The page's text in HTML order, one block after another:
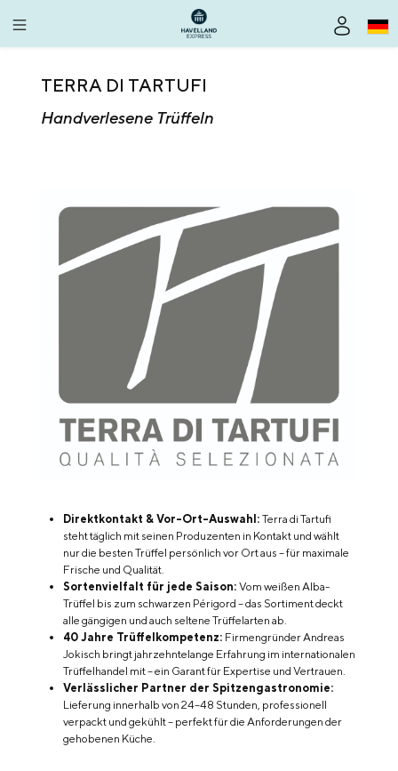
TERRA DI TARTUFI
Handverlesene Trüffeln
Direktkontakt & Vor-Ort-Auswahl:Terra di Tartufi
steht täglich mit seinen Produzenten in Kontakt und wählt
nur die besten Trüffel persönlich vor Ort aus – für maximale
Frische und Qualität.
Sortenvielfalt für jede Saison:Vom weißen Alba-
Trüffel bis zum schwarzen Périgord – das Sortiment deckt
alle gängigen und auch seltene Trüffelarten ab.
40 Jahre Trüffelkompetenz: Firmengründer Andreas
Jokisch bringt jahrzehntelange Erfahrung im internationalen
Trüffelhandel mit – ein Garant für Expertise und Vertrauen.
Verlässlicher Partner der Spitzengastronomie:
Lieferung innerhalb von 24–48 Stunden, professionell
verpackt und gekühlt – perfekt für die Anforderungen der
gehobenen Küche.